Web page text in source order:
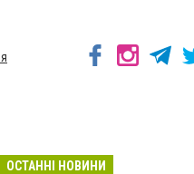
ОСТАННІ НОВИНИ